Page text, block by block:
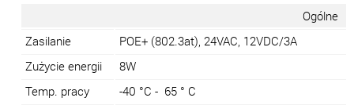
Ogólne
Zasilanie
POE+ (802.3at), 24VAC, 12VDC/3A
Zużycie energii
8W
Temp. pracy
-40 °C - 65 ° C